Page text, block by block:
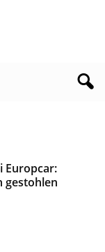
Europcar:
gestohlen